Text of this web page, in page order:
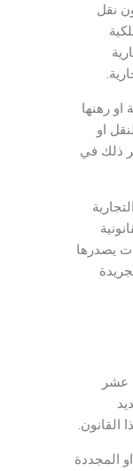
نقل
او رهنها
او
ذلك في
يصدرها
عشر
القانون.
المجددة